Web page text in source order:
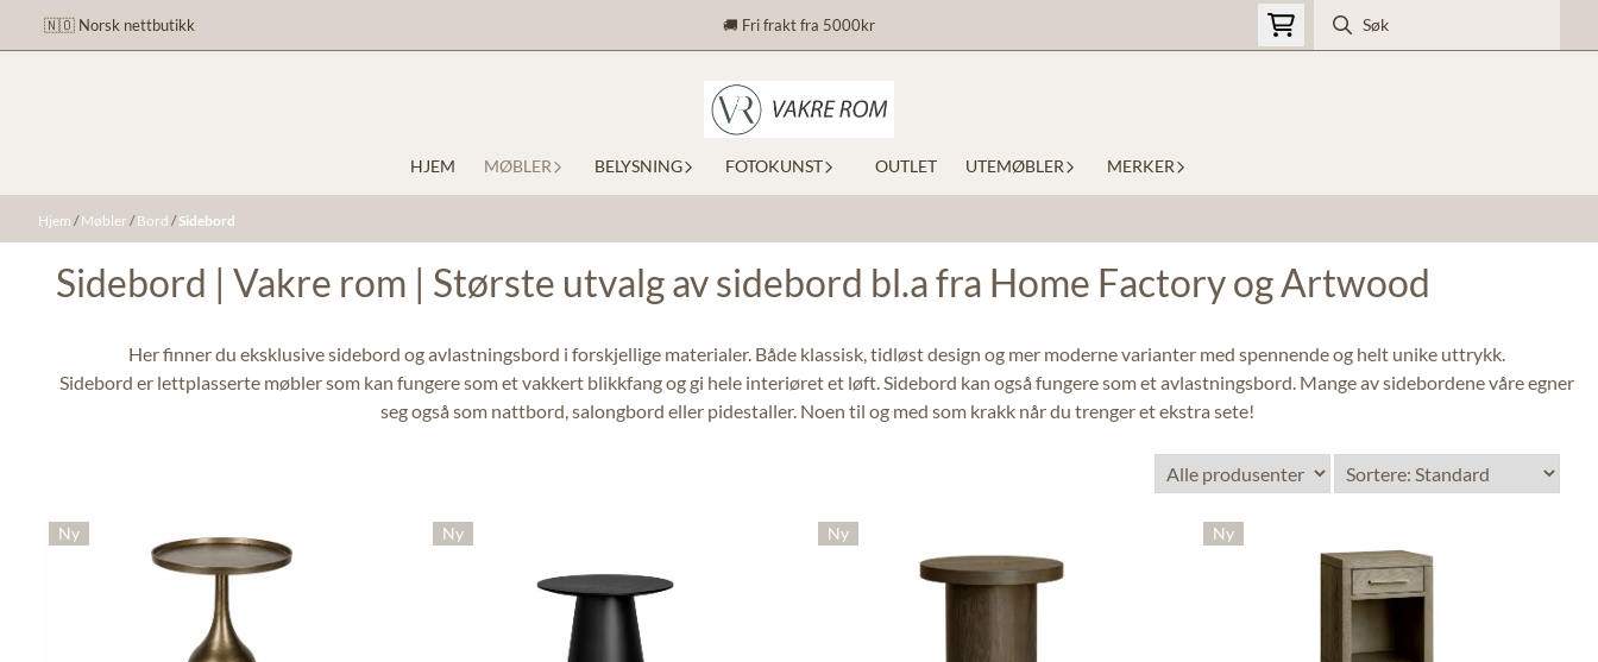
Hopp til innhold
🇳🇴 Norsk nettbutikk 🚚 Fri frakt fra 5000kr
HJEM MØBLER BELYSNING FOTOKUNST OUTLET UTEMØBLER MERKER
Hjem /Møbler /Bord /Sidebord
Sidebord | Vakre rom | Største utvalg av sidebord bl.a fra Home Factory og Artwood
Her finner du eksklusive sidebord og avlastningsbord i forskjellige materialer. Både klassisk, tidløst design og mer moderne varianter med spennende og helt unike uttrykk.
Sidebord er lettplasserte møbler som kan fungere som et vakkert blikkfang og gi hele interiøret et løft. Sidebord kan også fungere som et avlastningsbord. Mange av sidebordene våre egner
seg også som nattbord, salongbord eller pidestaller. Noen til og med som krakk når du trenger et ekstra sete!
Ny Ny Ny Ny